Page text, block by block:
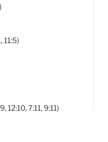
11:5)
12:10, 7:11, 9:11)